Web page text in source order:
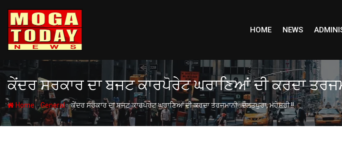
content
HOME NEWS
ਕੇਂਦਰ ਸਰਕਾਰ ਦਾ ਬਜਟ ਕਾਰਪੋਰੇਟ ਘਰਾਣਿਆਂ ਦੀ ਕਰਦਾ
Home-General-ਕੇਂਦਰ ਸਰਕਾਰ ਦਾ ਬਜਟ ਕਾਰਪੋਰੇਟ ਘਰਾਣਿਆਂ ਦੀ ਕਰਦਾ ਤਰਜਮਾਨੀ : ਦੌਲਤਪੁਰਾ, ਮਹੇਸ਼ਰੀ !!